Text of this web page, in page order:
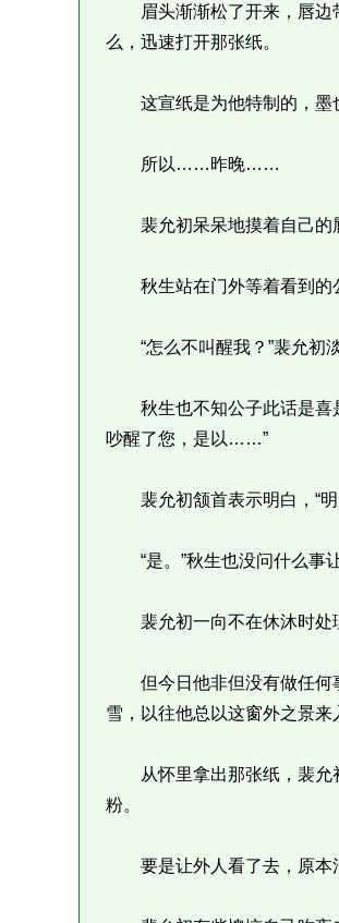
眉头渐渐松了开来，唇边
么，迅速打开那张纸。
这宣纸是为他特制的，墨也
所以……昨晚……
裴允初呆呆地摸着自己的
秋生站在门外等着看到的公
“怎么不叫醒我？”裴允初淡
秋生也不知公子此话是喜是
吵醒了您，是以……”
裴允初颔首表示明白，“明
“是。”秋生也没问什么事让
裴允初一向不在休沐时处理
但今日他非但没有做任何事
雪，以往他总以这窗外之景来
从怀里拿出那张纸，裴允
粉。
要是让外人看了去，原本清